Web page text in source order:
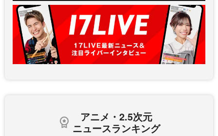
アニメ・2.5次元
ニュースランキング